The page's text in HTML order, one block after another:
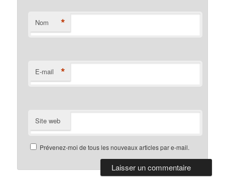
Nom *
E-mail *
Site web
Prévenez-moi de tous les nouveaux articles par e-mail.